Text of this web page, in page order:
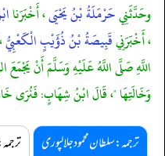
وحَدَّثَنِيحَرْمَلَةُ بْنُ يَحْيَى، أَخْبَرَنا
، أَخْبَرَنِيقَبِيصَةُ بْنُ ذُؤَيْبٍ الْكَعْبِيُّ
اللَّهِ صَلَّى اللَّهُ عَلَيْهِ وَسَلَّمَ أَنْ يَجْمَعَ
وَخَالَتِهَا "، قَالَ ابْنُ شِهَابٍ: فَنُرَى
ترجمہ:سلطان محمود جلالپوری